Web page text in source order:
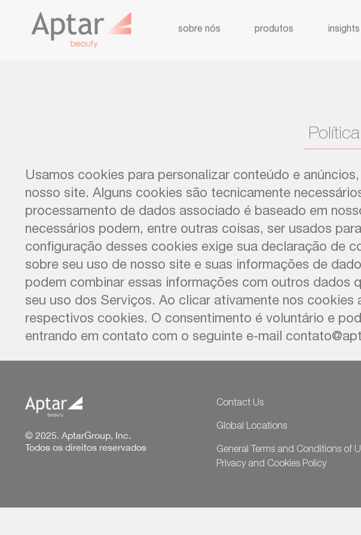
sobre nós produtos insights
Usamos cookies para personalizar conteúdo e
nosso site. Alguns cookies são tecnicamente
processamento de dados associado é baseado em
necessários podem, entre outras coisas, ser usados
configuração desses cookies exige sua declaração de
sobre seu uso de nosso site e suas informações de
podem combinar essas informações com outros dados
seu uso dos Serviços. Ao clicar ativamente nos
respectivos cookies. O consentimento é voluntário e
entrando em contato com o seguinte e-mail
© 2025. AptarGroup, Inc.
Todos os direitos reservados
Contact Us
Global Locations
General Terms and Conditions of
Privacy and Cookies Policy